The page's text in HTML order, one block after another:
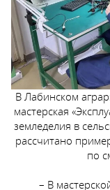
В Лабинском
мастерская
земледелия в
рассчитано
по
– В